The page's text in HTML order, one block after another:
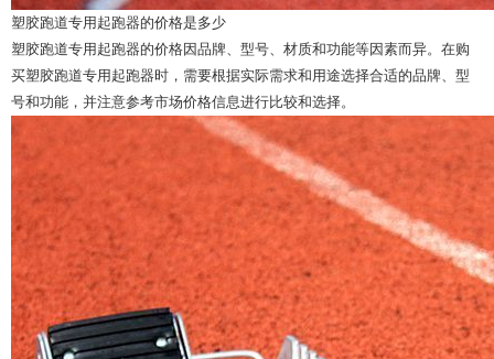
塑胶跑道专用起跑器的价格是多少
塑胶跑道专用起跑器的价格因品牌、型号、材质和功能等因素而异。在购
买塑胶跑道专用起跑器时，需要根据实际需求和用途选择合适的品牌、型
号和功能，并注意参考市场价格信息进行比较和选择。